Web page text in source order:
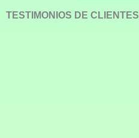
TESTIMONIOS DE CLIENTES